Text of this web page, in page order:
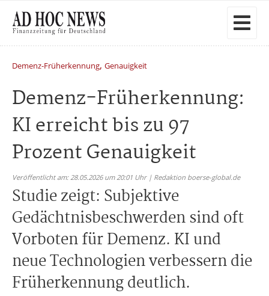
Demenz-Früherkennung, Genauigkeit
Demenz-Früherkennung:
KI erreicht bis zu 97
Prozent Genauigkeit
Veröffentlicht am: 28.05.2026 um 20:01 Uhr | Redaktion boerse-global.de
Studie zeigt: Subjektive
Gedächtnisbeschwerden sind oft
Vorboten für Demenz. KI und
neue Technologien verbessern die
Früherkennung deutlich.